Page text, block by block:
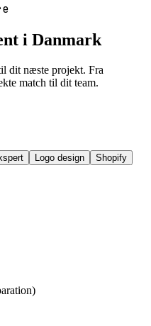
i Danmark
dit næste projekt. Fra
match til dit team.
Logo design Shopify